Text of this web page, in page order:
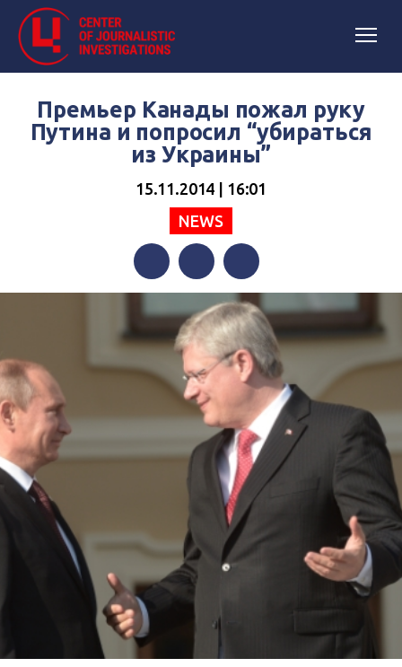
Премьер Канады пожал руку
Путина и попросил “убираться
из Украины”
15.11.2014 | 16:01
NEWS
FacebookTwitterTelegram